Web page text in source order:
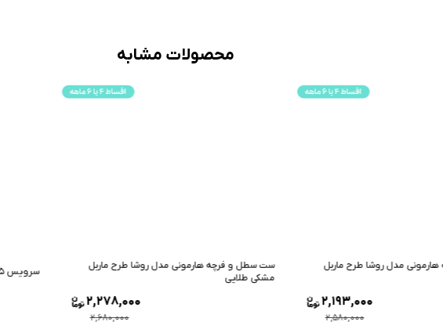
محصولات مشابه
ست سطل و فرچه هارمونی مدل روشا طرح ماربل
سرویس 5 پارچه هارمونی مدل روشا ماربل کرم چوب